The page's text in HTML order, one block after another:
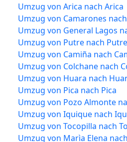
Umzug von Arica nach Arica
Umzug von Camarones
Umzug von General Lagos
Umzug von Putre nach Putre
Umzug von Camiña nach
Umzug von Colchane nach
Umzug von Huara nach
Umzug von Pica nach Pica
Umzug von Pozo Almonte
Umzug von Iquique nach
Umzug von Tocopilla nach
Umzug von Marìa Elena